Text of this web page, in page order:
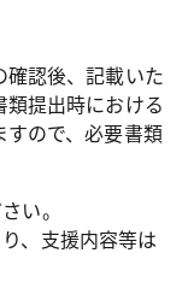
認後、記載いた
提出時における
すので、必要書類
い。
、支援内容等は